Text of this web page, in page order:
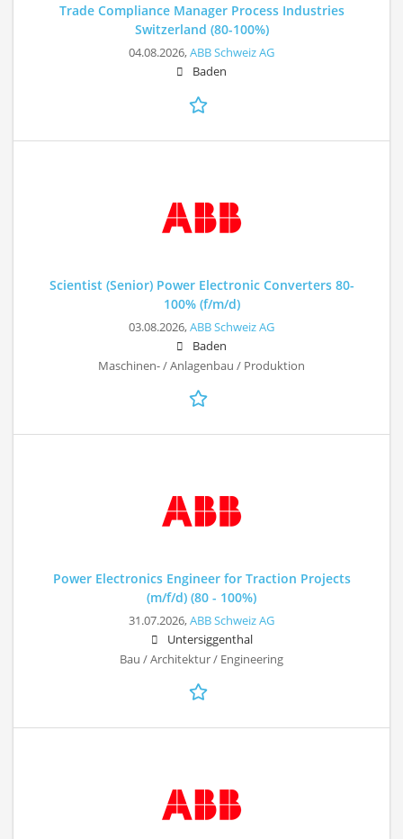
Trade Compliance Manager Process Industries
Switzerland (80-100%)
04.08.2026,ABB Schweiz AG
Baden
Scientist (Senior) Power Electronic Converters 80-
100% (f/m/d)
03.08.2026,ABB Schweiz AG
Baden
Maschinen- / Anlagenbau / Produktion
Power Electronics Engineer for Traction Projects
(m/f/d) (80 - 100%)
31.07.2026,ABB Schweiz AG
Untersiggenthal
Bau / Architektur / Engineering